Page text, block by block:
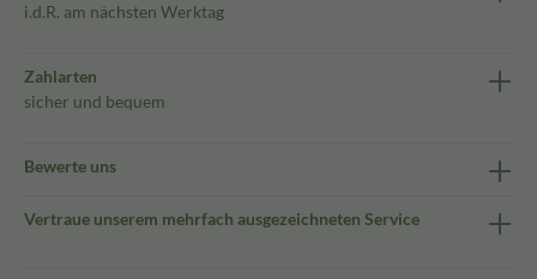
i.d.R. am nächsten Werktag
Zahlarten
sicher und bequem
Bewerte uns
Vertraue unserem mehrfach ausgezeichneten Service